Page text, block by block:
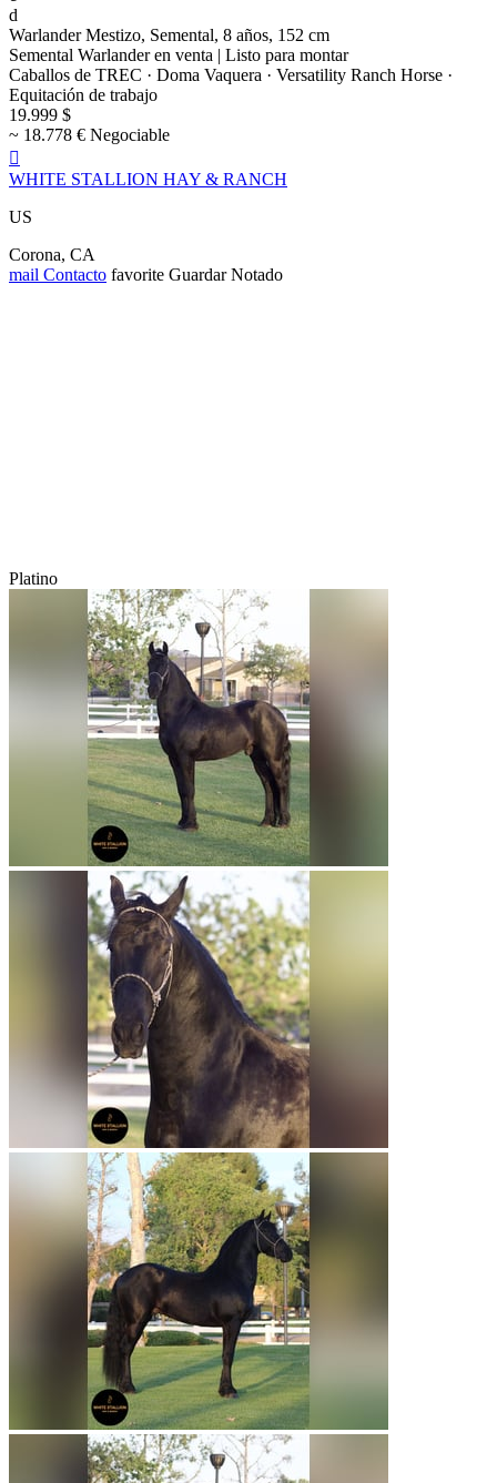
d
Warlander Mestizo, Semental, 8 años, 152 cm
Semental Warlander en venta | Listo para montar
Caballos de TREC · Doma Vaquera · Versatility Ranch Horse ·
Equitación de trabajo
19.999 $
~ 18.778 € Negociable

WHITE STALLION HAY & RANCH
US
Corona, CA
mail Contacto favorite Guardar Notado
Platino